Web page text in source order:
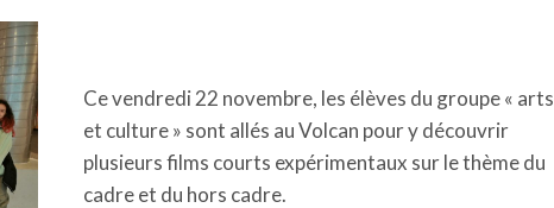
Ce vendredi 22 novembre, les élèves du groupe « arts
et culture » sont allés au Volcan pour y découvrir
plusieurs films courts expérimentaux sur le thème du
cadre et du hors cadre.